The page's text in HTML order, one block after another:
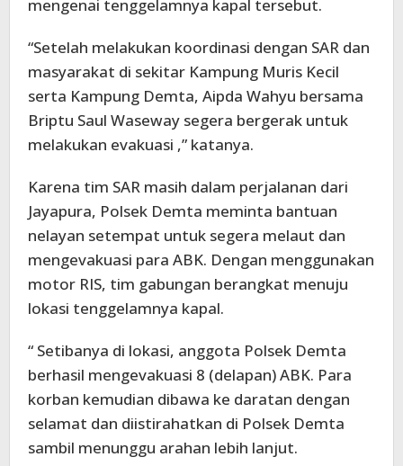
mengenai tenggelamnya kapal tersebut.
“Setelah melakukan koordinasi dengan SAR dan
masyarakat di sekitar Kampung Muris Kecil
serta Kampung Demta, Aipda Wahyu bersama
Briptu Saul Waseway segera bergerak untuk
melakukan evakuasi ,” katanya.
Karena tim SAR masih dalam perjalanan dari
Jayapura, Polsek Demta meminta bantuan
nelayan setempat untuk segera melaut dan
mengevakuasi para ABK. Dengan menggunakan
motor RIS, tim gabungan berangkat menuju
lokasi tenggelamnya kapal.
“ Setibanya di lokasi, anggota Polsek Demta
berhasil mengevakuasi 8 (delapan) ABK. Para
korban kemudian dibawa ke daratan dengan
selamat dan diistirahatkan di Polsek Demta
sambil menunggu arahan lebih lanjut.